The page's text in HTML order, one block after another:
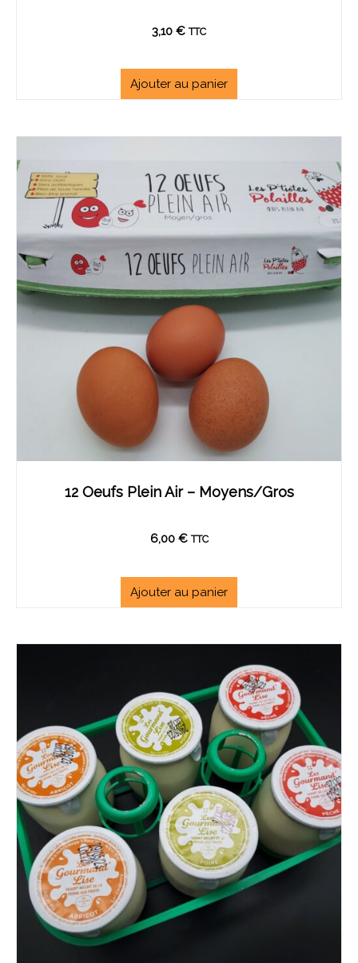
3,10 € TTC
Ajouter au panier
12 Oeufs Plein Air – Moyens/Gros
6,00 € TTC
Ajouter au panier